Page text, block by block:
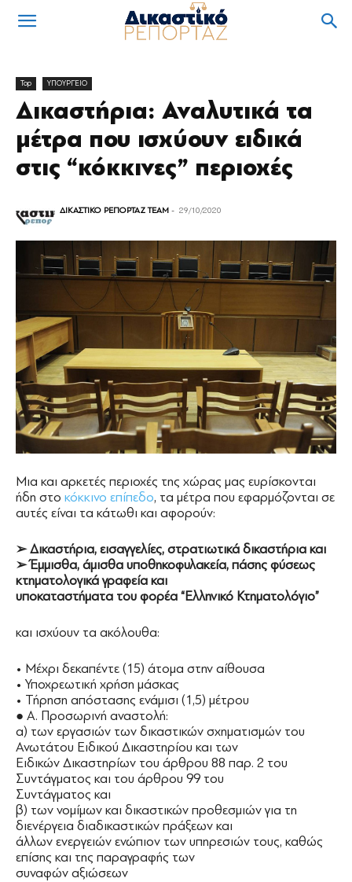
Top ΥΠΟΥΡΓΕΙΟ
Δικαστήρια: Αναλυτικά τα
μέτρα που ισχύουν ειδικά
στις “κόκκινες” περιοχές
ΔΙΚΑΣΤΙΚΟ ΡΕΠΟΡΤΑΖ TEAM - 29/10/2020
Μια και αρκετές περιοχές της χώρας μας ευρίσκονται
ήδη στο κόκκινο επίπεδο, τα μέτρα που εφαρμόζονται σε
αυτές είναι τα κάτωθι και αφορούν:
➢ Δικαστήρια, εισαγγελίες, στρατιωτικά δικαστήρια και
➢ Έμμισθα, άμισθα υποθηκοφυλακεία, πάσης φύσεως
κτηματολογικά γραφεία και
υποκαταστήματα του φορέα “Ελληνικό Κτηματολόγιο”
και ισχύουν τα ακόλουθα:
• Μέχρι δεκαπέντε (15) άτομα στην αίθουσα
• Υποχρεωτική χρήση μάσκας
• Τήρηση απόστασης ενάμισι (1,5) μέτρου
● Α. Προσωρινή αναστολή:
α) των εργασιών των δικαστικών σχηματισμών του
Ανωτάτου Ειδικού Δικαστηρίου και των
Ειδικών Δικαστηρίων του άρθρου 88 παρ. 2 του
Συντάγματος και του άρθρου 99 του
Συντάγματος και
β) των νομίμων και δικαστικών προθεσμιών για τη
διενέργεια διαδικαστικών πράξεων και
άλλων ενεργειών ενώπιον των υπηρεσιών τους, καθώς
επίσης και της παραγραφής των
συναφών αξιώσεων